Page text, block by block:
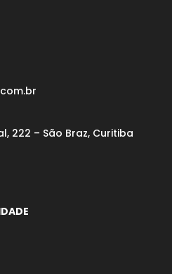
222 – São Braz, Curitiba